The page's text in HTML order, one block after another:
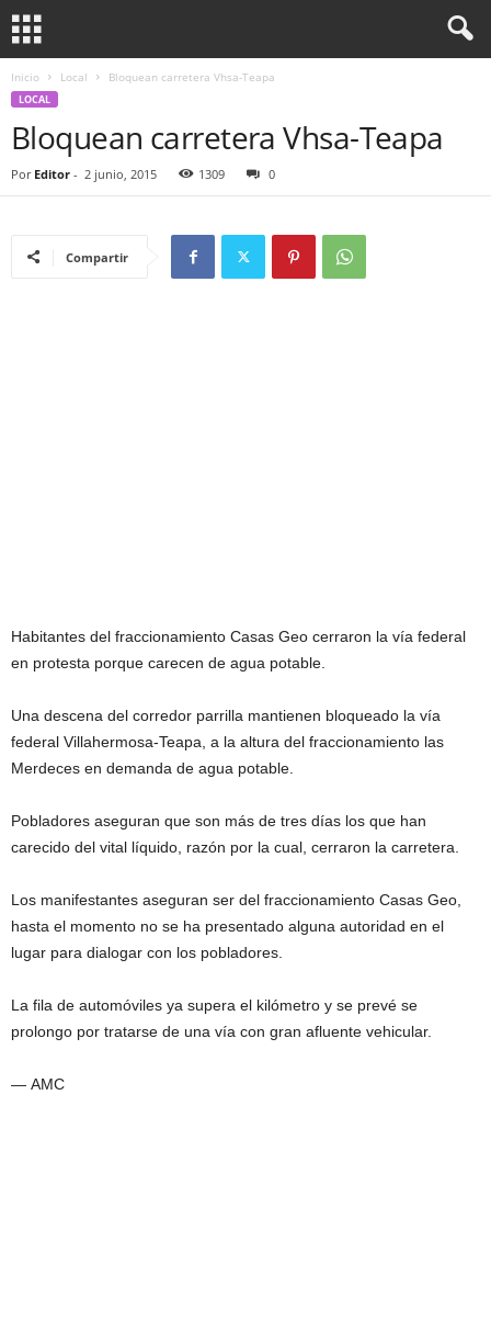
Inicio Local Bloquean carretera Vhsa-Teapa
LOCAL
Bloquean carretera Vhsa-Teapa
Por Editor - 2 junio, 2015 1309 0
Compartir
Habitantes del fraccionamiento Casas Geo cerraron la vía federal
en protesta porque carecen de agua potable.
Una descena del corredor parrilla mantienen bloqueado la vía
federal Villahermosa-Teapa, a la altura del fraccionamiento las
Merdeces en demanda de agua potable.
Pobladores aseguran que son más de tres días los que han
carecido del vital líquido, razón por la cual, cerraron la carretera.
Los manifestantes aseguran ser del fraccionamiento Casas Geo,
hasta el momento no se ha presentado alguna autoridad en el
lugar para dialogar con los pobladores.
La fila de automóviles ya supera el kilómetro y se prevé se
prolongo por tratarse de una vía con gran afluente vehicular.
— AMC